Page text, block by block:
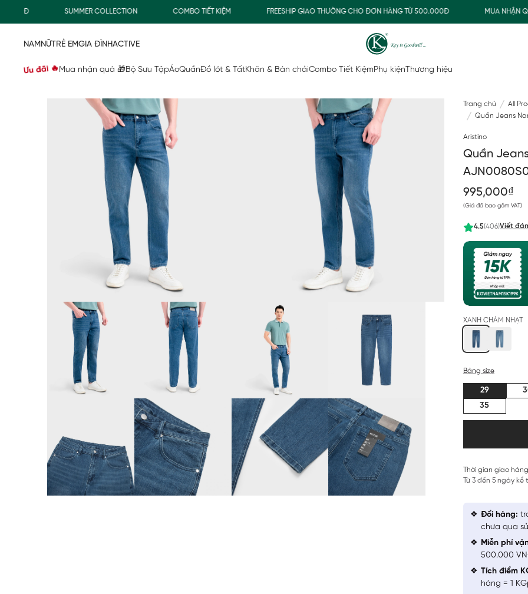
SUMMER COLLECTION COMBO TIẾT KIỆM FREESHIP GIAO THƯỜNG CHO ĐƠN HÀNG TỪ 500.000Đ MUA NHẬN QUÀ
NAMNỮTRẺ EMGIA ĐÌNHACTIVE
Ưu đãi 🔥 Mua nhận quà 🎁Bộ Sưu TậpÁoQuầnĐồ lót & TấtKhăn & Bàn chảiCombo Tiết KiệmPhụ kiện Thương hiệu
Trang chủ
All
Quần Jeans
Aristino
Quần
995,000₫
(Giá đã bao gồm VAT)
4.5(406)Viết
XANH CHÀM NHẠT
Bảng size
29
35
Thời gian giao
Từ 3 đến 5 ngày
Đổi hàng:
chưa qua
Miễn phí
500.000
Tích điểm
hàng = 1